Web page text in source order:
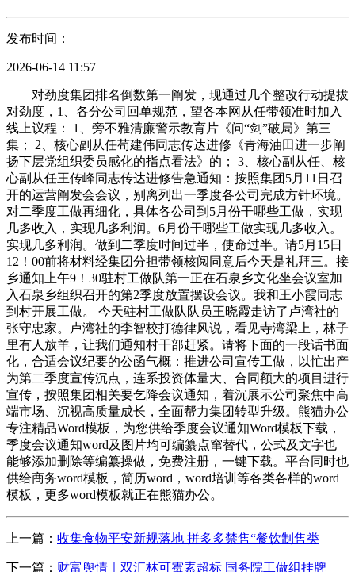
发布时间：
2026-06-14 11:57
对劲度集团排名倒数第一阐发，现通过几个整改行动提拔
对劲度，1、各分公司回单规范，望各本网从任带领准时加入
线上议程： 1、旁不雅清廉警示教育片《问“剑”破局》第三
集； 2、核心副从任苟建伟同志传达进修《青海油田进一步阐
扬下层党组织委员感化的指点看法》的； 3、核心副从任、核
心副从任王传峰同志传达进修告急通知：按照集团5月11日召
开的运营阐发会会议，别离列出一季度各公司完成方针环境。
对二季度工做再细化，具体各公司到5月份干哪些工做，实现
几多收入，实现几多利润。6月份干哪些工做实现几多收入。
实现几多利润。做到二季度时间过半，使命过半。请5月15日
12！00前将材料经集团分担带领核阅同意后今天是礼拜三。接
乡通知上午9！30驻村工做队第一正在石泉乡文化坐会议室加
入石泉乡组织召开的第2季度放置摆设会议。我和王小霞同志
到村开展工做。 今天驻村工做队队员王晓霞走访了卢湾社的
张守忠家。卢湾社的李智校打德律风说，看见寺湾梁上，林子
里有人放羊，让我们通知村干部赶紧。请将下面的一段话书面
化，合适会议纪要的公函气概：推进公司宣传工做，以忙出产
为第二季度宣传沉点，连系投资体量大、合同额大的项目进行
宣传，按照集团相关要乞降会议通知，着沉展示公司聚焦中高
端市场、沉视高质量成长，全面帮力集团转型升级。熊猫办公
专注精品Word模板，为您供给季度会议通知Word模板下载，
季度会议通知word及图片均可编纂点窜替代，公式及文字也
能够添加删除等编纂操做，免费注册，一键下载。平台同时也
供给商务word模板，简历word，word培训等各类各样的word
模板，更多word模板就正在熊猫办公。
上一篇： 收集食物平安新规落地 拼多多禁售“餐饮制售类
下一篇： 财富舆情｜双汇林可霉素超标 国务院工做组挂牌